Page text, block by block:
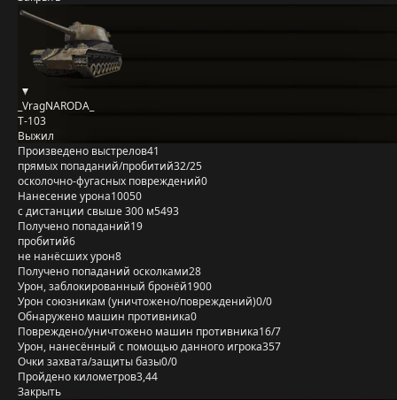
_VragNARODA_
Т-103
Выжил
Произведено выстрелов41
прямых попаданий/пробитий32/25
осколочно-фугасных повреждений0
Нанесение урона10050
с дистанции свыше 300 м5493
Получено попаданий19
пробитий6
не нанёсших урон8
Получено попаданий осколками28
Урон, заблокированный бронёй1900
Урон союзникам (уничтожено/повреждений)0/0
Обнаружено машин противника0
Повреждено/уничтожено машин противника16/7
Урон, нанесённый с помощью данного игрока357
Очки захвата/защиты базы0/0
Пройдено километров3,44
Закрыть